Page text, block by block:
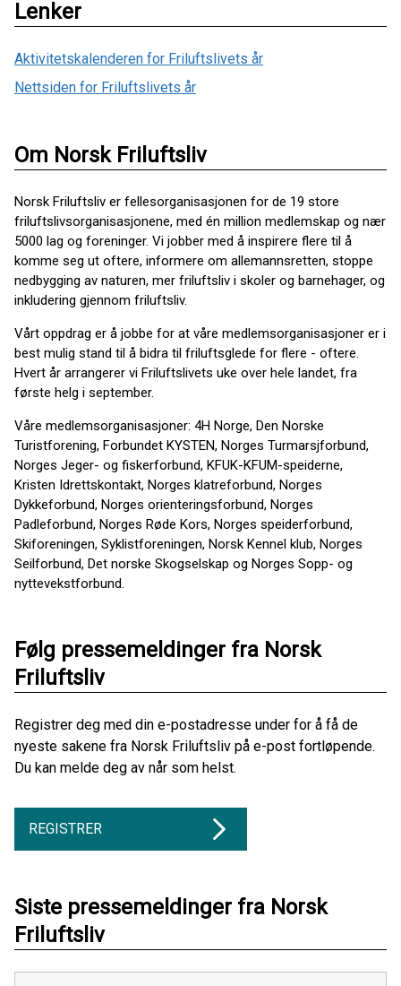
Lenker
Aktivitetskalenderen for Friluftslivets år
Nettsiden for Friluftslivets år
Om Norsk Friluftsliv
Norsk Friluftsliv er fellesorganisasjonen for de 19 store
friluftslivsorganisasjonene, med én million medlemskap og nær
5000 lag og foreninger. Vi jobber med å inspirere flere til å
komme seg ut oftere, informere om allemannsretten, stoppe
nedbygging av naturen, mer friluftsliv i skoler og barnehager, og
inkludering gjennom friluftsliv.
Vårt oppdrag er å jobbe for at våre medlemsorganisasjoner er i
best mulig stand til å bidra til friluftsglede for flere - oftere.
Hvert år arrangerer vi Friluftslivets uke over hele landet, fra
første helg i september.
Våre medlemsorganisasjoner: 4H Norge, Den Norske
Turistforening, Forbundet KYSTEN, Norges Turmarsjforbund,
Norges Jeger- og fiskerforbund, KFUK-KFUM-speiderne,
Kristen Idrettskontakt, Norges klatreforbund, Norges
Dykkeforbund, Norges orienteringsforbund, Norges
Padleforbund, Norges Røde Kors, Norges speiderforbund,
Skiforeningen, Syklistforeningen, Norsk Kennel klub, Norges
Seilforbund, Det norske Skogselskap og Norges Sopp- og
nyttevekstforbund.
Følg pressemeldinger fra Norsk
Friluftsliv
Registrer deg med din e-postadresse under for å få de
nyeste sakene fra Norsk Friluftsliv på e-post fortløpende.
Du kan melde deg av når som helst.
REGISTRER
Siste pressemeldinger fra Norsk
Friluftsliv